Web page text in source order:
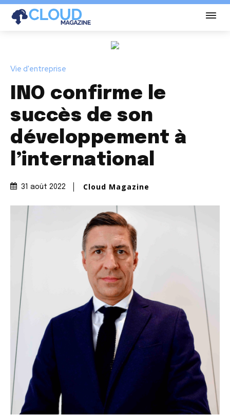
Vie d'entreprise
INO confirme le
succès de son
développement à
l’international
31 août 2022 Cloud Magazine